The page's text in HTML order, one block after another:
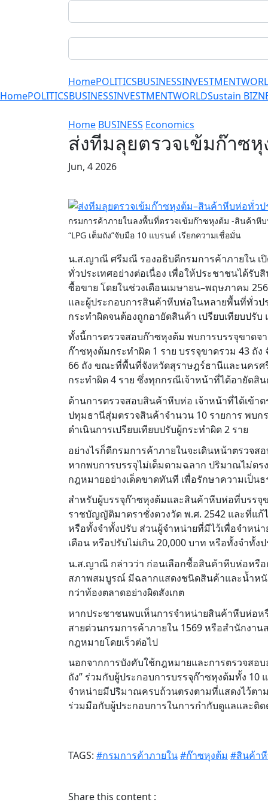
HomePOLITICSBUSINESSINVESTMENT
HomePOLITICSBUSINESSINVESTMENTWORLDSustain BIZ
Home BUSINESS Economics
ส่งทีมลุยตรวจเข้มก๊าซ
Jun, 4 2026
กรมการค้าภายในลงพื้นที่ตรวจเข้มก๊าซหุงต้ม -สินค้าหี
“LPG เต็มถัง”จับมือ 10 แบรนด์ เรียกความเชื่อมั่น
น.ส.ญาณี ศรีมณี รองอธิบดีกรมการค้าภายใน เ
ทั่วประเทศอย่างต่อเนื่อง เพื่อให้ประชาชนได้รั
ซื้อขาย โดยในช่วงเดือนเมษายน–พฤษภาคม
และผู้ประกอบการสินค้าหีบห่อในหลายพื้นที่ทั่วป
กระทำผิดจนต้องถูกอายัดสินค้า เปรียบเทียบปรั
ทั้งนี้การตรวจสอบก๊าซหุงต้ม พบการบรรจุขาด
ก๊าซหุงต้มกระทำผิด 1 ราย บรรจุขาดรวม 43 ถั
66 ถัง ขณะที่พื้นที่จังหวัดสุราษฎร์ธานีและนครศ
กระทำผิด 4 ราย ซึ่งทุกกรณีเจ้าหน้าที่ได้อายัด
ด้านการตรวจสอบสินค้าหีบห่อ เจ้าหน้าที่ได้เข้
ปทุมธานีสุ่มตรวจสินค้าจำนวน 10 รายการ พบ
ดำเนินการเปรียบเทียบปรับผู้กระทำผิด 2 ราย
อย่างไรก็ดีกรมการค้าภายในจะเดินหน้าตรวจส
หากพบการบรรจุไม่เต็มตามฉลาก ปริมาณไม่ตร
กฎหมายอย่างเด็ดขาดทันที เพื่อรักษาความเป็
สำหรับผู้บรรจุก๊าซหุงต้มและสินค้าหีบห่อที่บรร
ราชบัญญัติมาตราชั่งตวงวัด พ.ศ. 2542 และที่แก้
หรือทั้งจำทั้งปรับ ส่วนผู้จำหน่ายที่มีไว้เพื่อจำห
เดือน หรือปรับไม่เกิน 20,000 บาท หรือทั้งจำทั้ง
น.ส.ญาณี กล่าวว่า ก่อนเลือกซื้อสินค้าหีบห่อหรื
สภาพสมบูรณ์ มีฉลากแสดงชนิดสินค้าและน้ำห
กว่าท้องตลาดอย่างผิดสังเกต
หากประชาชนพบเห็นการจำหน่ายสินค้าหีบห่อห
สายด่วนกรมการค้าภายใน 1569 หรือสำนักงา
กฎหมายโดยเร็วต่อไป
นอกจากการบังคับใช้กฎหมายและการตรวจสอบ
ถัง” ร่วมกับผู้ประกอบการบรรจุก๊าซหุงต้มทั้ง
จำหน่ายมีปริมาณครบถ้วนตรงตามที่แสดงไว้ตา
ร่วมมือกับผู้ประกอบการในการกำกับดูแลและติ
TAGS: #กรมการค้าภายใน#ก๊าซหุงต้ม #สินค้า
Share this content :